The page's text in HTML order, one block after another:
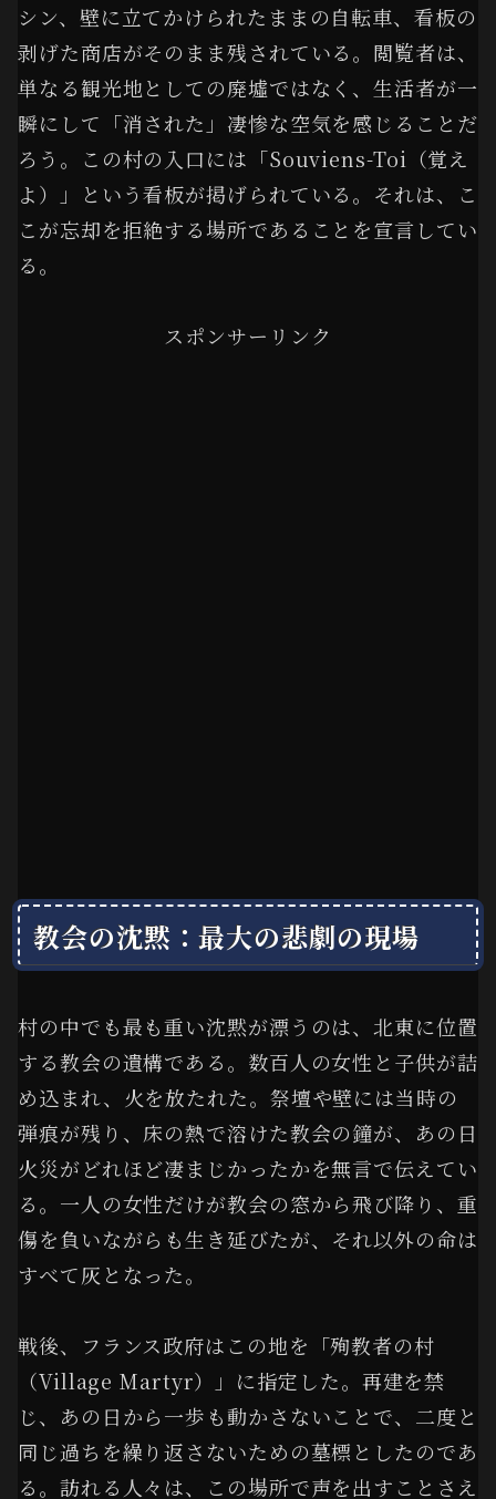
シン、壁に立てかけられたままの自転車、看板の
剥げた商店がそのまま残されている。閲覧者は、
単なる観光地としての廃墟ではなく、生活者が一
瞬にして「消された」凄惨な空気を感じることだ
ろう。この村の入口には「Souviens-Toi（覚え
よ）」という看板が掲げられている。それは、こ
こが忘却を拒絶する場所であることを宣言してい
る。
スポンサーリンク
教会の沈黙：最大の悲劇の現場
村の中でも最も重い沈黙が漂うのは、北東に位置
する教会の遺構である。数百人の女性と子供が詰
め込まれ、火を放たれた。祭壇や壁には当時の
弾痕が残り、床の熱で溶けた教会の鐘が、あの日
火災がどれほど凄まじかったかを無言で伝えてい
る。一人の女性だけが教会の窓から飛び降り、重
傷を負いながらも生き延びたが、それ以外の命は
すべて灰となった。
戦後、フランス政府はこの地を「殉教者の村
（Village Martyr）」に指定した。再建を禁
じ、あの日から一歩も動かさないことで、二度と
同じ過ちを繰り返さないための墓標としたのであ
る。訪れる人々は、この場所で声を出すことさえ